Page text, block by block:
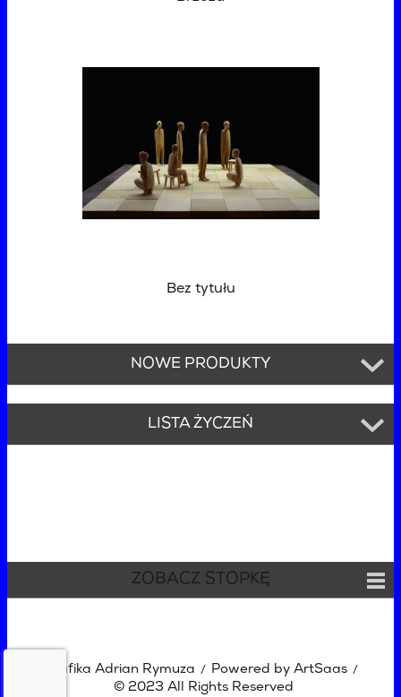
Bez tytułu
NOWE PRODUKTY
LISTA ŻYCZEŃ
ZOBACZ STOPKĘ
Grafika Adrian Rymuza / Powered by ArtSaas/
© 2023 All Rights Reserved